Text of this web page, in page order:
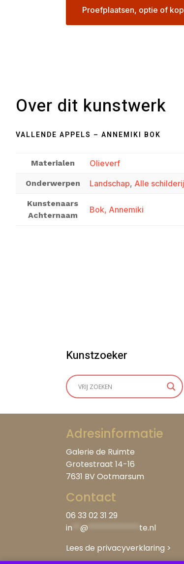
Proefplaatsen, optie of
Over dit kunstwerk
VALLENDE APPELS – ANNEMIKI BOK
Materialen Olieverf
Onderwerpen Landschap, Alle
Kunstenaars
Achternaam
Bok, Annemiki
Kunstzoeker
Adresinformatie
Galerie de Ruimte
Grotestraat 14-16
7631 BV Ootmarsum
Contact
06 33 02 31 29
in **@
te.nl
Lees de privacyverklaring >